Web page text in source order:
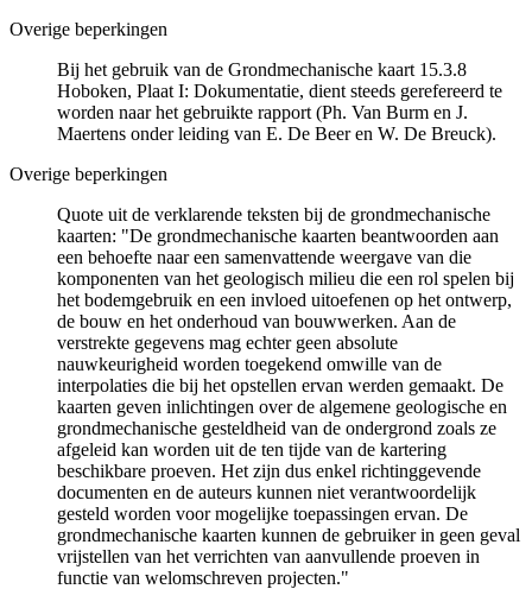
Overige beperkingen
Bij het gebruik van de Grondmechanische kaart 15.3.8
Hoboken, Plaat I: Dokumentatie, dient steeds gerefereerd te
worden naar het gebruikte rapport (Ph. Van Burm en J.
Maertens onder leiding van E. De Beer en W. De Breuck).
Overige beperkingen
Quote uit de verklarende teksten bij de grondmechanische
kaarten: "De grondmechanische kaarten beantwoorden aan
een behoefte naar een samenvattende weergave van die
komponenten van het geologisch milieu die een rol spelen bij
het bodemgebruik en een invloed uitoefenen op het ontwerp,
de bouw en het onderhoud van bouwwerken. Aan de
verstrekte gegevens mag echter geen absolute
nauwkeurigheid worden toegekend omwille van de
interpolaties die bij het opstellen ervan werden gemaakt. De
kaarten geven inlichtingen over de algemene geologische en
grondmechanische gesteldheid van de ondergrond zoals ze
afgeleid kan worden uit de ten tijde van de kartering
beschikbare proeven. Het zijn dus enkel richtinggevende
documenten en de auteurs kunnen niet verantwoordelijk
gesteld worden voor mogelijke toepassingen ervan. De
grondmechanische kaarten kunnen de gebruiker in geen geval
vrijstellen van het verrichten van aanvullende proeven in
functie van welomschreven projecten."